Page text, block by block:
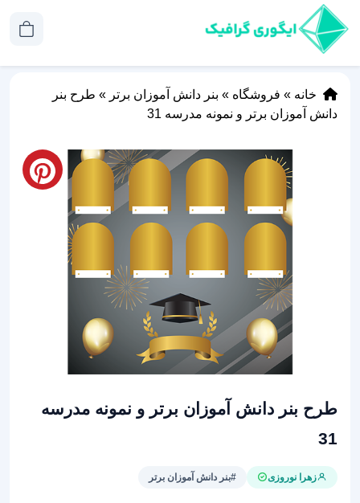
خانه » فروشگاه » بنر دانش آموزان برتر » طرح بنر
دانش آموزان برتر و نمونه مدرسه 31
طرح بنر دانش آموزان برتر و نمونه مدرسه
31
زهرا نوروزی #بنر دانش آموزان برتر